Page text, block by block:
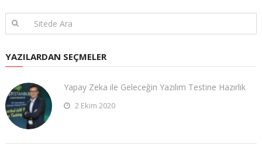
YAZILARDAN SEÇMELER
Yapay Zeka ile Geleceğin Yazılım Testine Hazırlık
2 Ekim 2020